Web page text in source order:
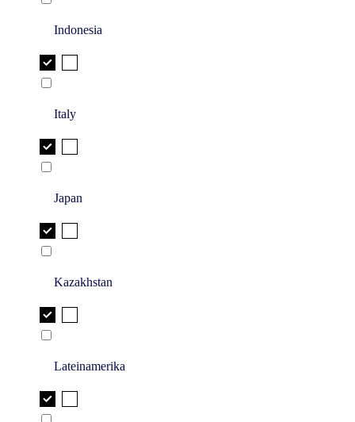
Indonesia
Italy
Japan
Kazakhstan
Lateinamerika